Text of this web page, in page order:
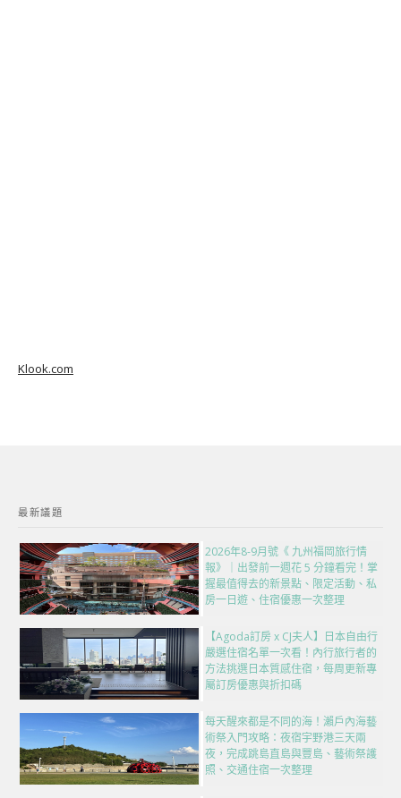
Klook.com
最新議題
2026年8-9月號《 九州福岡旅行情
報》｜出發前一週花 5 分鐘看完！掌
握最值得去的新景點、限定活動、私
房一日遊、住宿優惠一次整理
【Agoda訂房 x CJ夫人】日本自由行
嚴選住宿名單一次看！內行旅行者的
方法挑選日本質感住宿，每周更新專
屬訂房優惠與折扣碼
每天醒來都是不同的海！瀨戶內海藝
術祭入門攻略：夜宿宇野港三天兩
夜，完成跳島直島與豐島、藝術祭護
照、交通住宿一次整理